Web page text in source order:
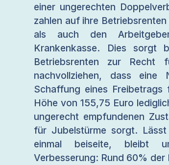
einer ungerechten
zahlen auf ihre
als auch den
Krankenkasse. Dies sorgt
Betriebsrenten zur Recht
nachvollziehen, dass
Schaffung eines Freibetrags
Höhe von 155,75 Euro
ungerecht empfundenen
für Jubelstürme sorgt.
einmal beiseite, bleibt
Verbesserung: Rund 60% der